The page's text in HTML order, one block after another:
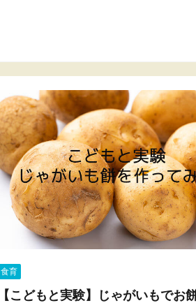
食育
【こどもと実験】じゃがいもでお